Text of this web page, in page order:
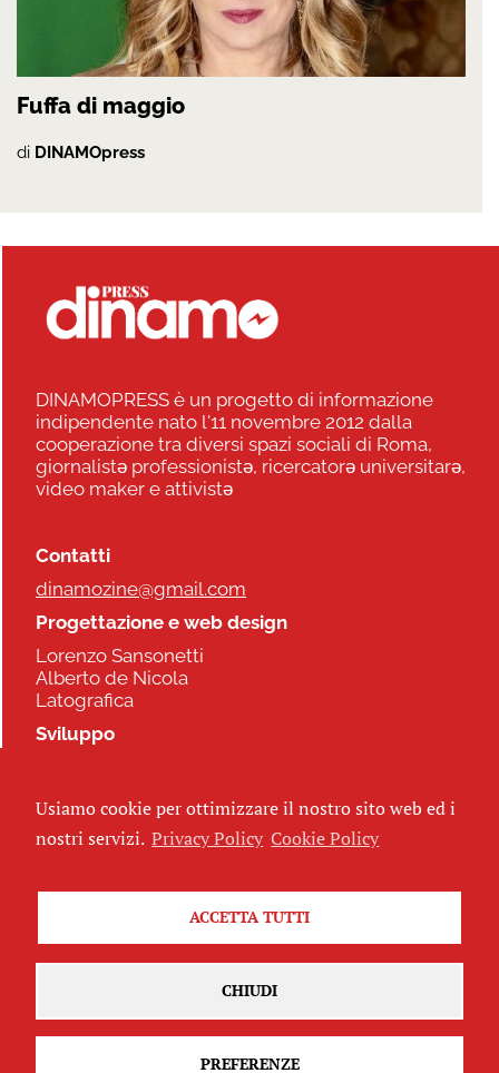
Fuffa di maggio
di DINAMOpress
DINAMOPRESS è un progetto di informazione
indipendente nato l'11 novembre 2012 dalla
cooperazione tra diversi spazi sociali di Roma,
giornalistə professionistə, ricercatorə universitarə,
video maker e attivistə
Contatti
dinamozine@gmail.com
Progettazione e web design
Lorenzo Sansonetti
Alberto de Nicola
Latografica
Sviluppo
Seguici
Attribuzione - Non commerciale - Non opere derivate 2.5 Italia
Usiamo cookie per ottimizzare il nostro sito web ed i
nostri servizi. Privacy Policy Cookie Policy
ACCETTA TUTTI
CHIUDI
PREFERENZE